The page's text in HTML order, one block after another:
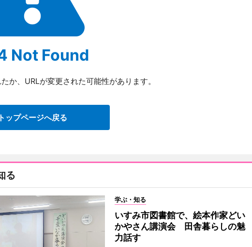
Not Found
か、URLが変更された可能性があります。
ップページへ戻る
る
学ぶ・知る
いすみ市図書館で、絵本作家どい
かやさん講演会 田舎暮らしの魅
力話す